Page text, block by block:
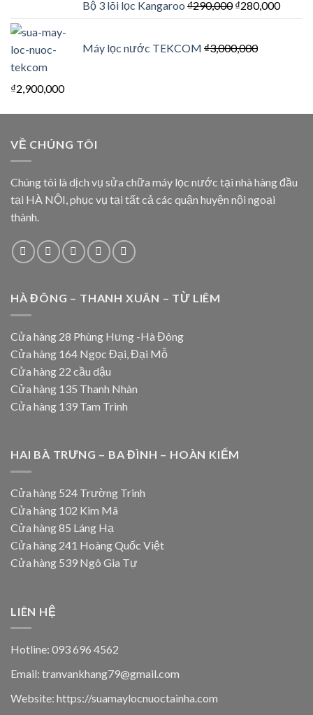
Bộ 3 lõi lọc Kangaroo ₫290,000 ₫280,000
Máy lọc nước TEKCOM ₫3,000,000
₫2,900,000
VỀ CHÚNG TÔI
Chúng tôi là dịch vụ sửa chữa máy lọc nước tại nhà hàng đầu
tại HÀ NỘI, phục vụ tại tất cả các quận huyện nội ngoại
thành.
HÀ ĐÔNG – THANH XUÂN – TỪ LIÊM
Cửa hàng 28 Phùng Hưng -Hà Đông
Cửa hàng 164 Ngọc Đại, Đại Mỗ
Cửa hàng 22 cầu dậu
Cửa hàng 135 Thanh Nhàn
Cửa hàng 139 Tam Trinh
HAI BÀ TRƯNG – BA ĐÌNH – HOÀN KIẾM
Cửa hàng 524 Trường Trinh
Cửa hàng 102 Kim Mã
Cửa hàng 85 Láng Hạ
Cửa hàng 241 Hoàng Quốc Việt
Cửa hàng 539 Ngô Gia Tự
LIÊN HỆ
Hotline: 093 696 4562
Email: tranvankhang79@gmail.com
Website: https://suamaylocnuoctainha.com